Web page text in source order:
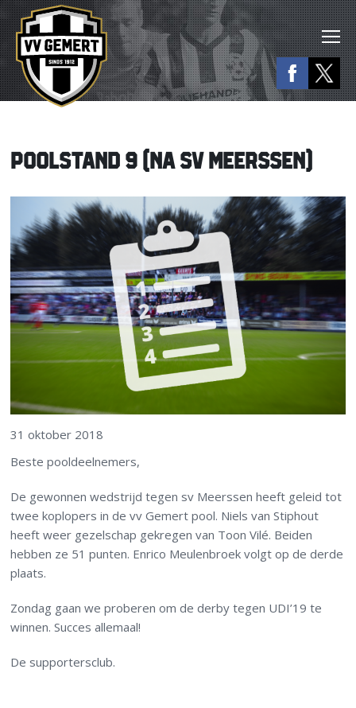
POOLSTAND 9 (NA SV MEERSSEN)
31 oktober 2018
Beste pooldeelnemers,
De gewonnen wedstrijd tegen sv Meerssen heeft geleid tot
twee koplopers in de vv Gemert pool. Niels van Stiphout
heeft weer gezelschap gekregen van Toon Vilé. Beiden
hebben ze 51 punten. Enrico Meulenbroek volgt op de derde
plaats.
Zondag gaan we proberen om de derby tegen UDI’19 te
winnen. Succes allemaal!
De supportersclub.